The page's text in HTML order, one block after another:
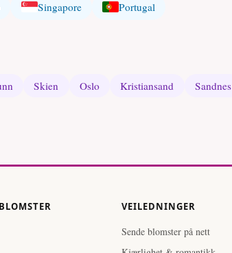
Singapore Portugal
Skien Oslo Kristiansand Sandnes
VEILEDNINGER
Sende blomster på nett